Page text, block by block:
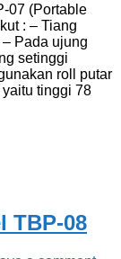
07 (Portable
: – Tiang
Pada ujung
setinggi
roll putar
tinggi 78
TBP-08